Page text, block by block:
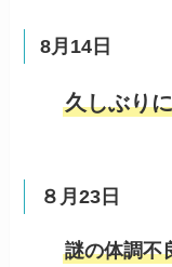
8月14日
久しぶり
８月23日
謎の体調不